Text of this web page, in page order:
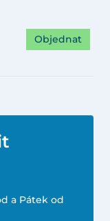
Objednat
a Pátek od